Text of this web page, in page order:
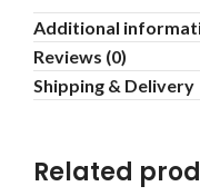
Additional
Reviews (0)
Shipping & Delivery
Related